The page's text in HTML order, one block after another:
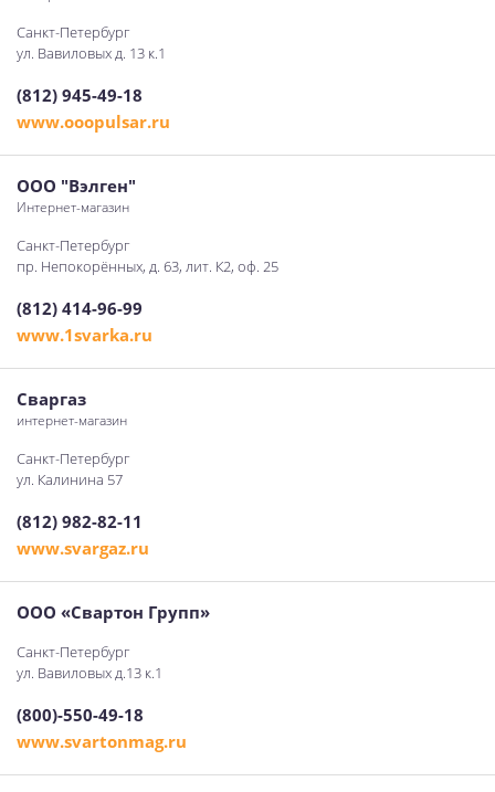
Санкт-Петербург
ул. Вавиловых д. 13 к.1
(812) 945-49-18
www.ooopulsar.ru
ООО "Вэлген"
Интернет-магазин
Санкт-Петербург
пр. Непокорённых, д. 63, лит. К2, оф. 25
(812) 414-96-99
www.1svarka.ru
Сваргаз
интернет-магазин
Санкт-Петербург
ул. Калинина 57
(812) 982-82-11
www.svargaz.ru
ООО «Свартон Групп»
Санкт-Петербург
ул. Вавиловых д.13 к.1
(800)-550-49-18
www.svartonmag.ru